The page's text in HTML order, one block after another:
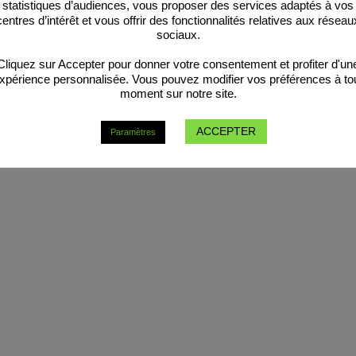
statistiques d’audiences, vous proposer des services adaptés à vos
d’intérêt et vous offrir des fonctionnalités relatives aux
sociaux.
sur Accepter pour donner votre consentement et profiter
personnalisée. Vous pouvez modifier vos préférences à
moment sur notre site.
Paramètres ACCEPTER